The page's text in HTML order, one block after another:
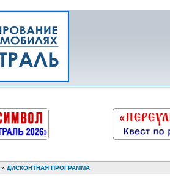
» ДИСКОНТНАЯ ПРОГРАММА